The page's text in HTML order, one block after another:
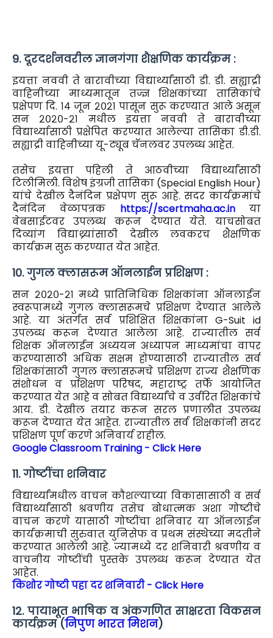
9. दूरदर्शनवरील ज्ञानगंगा शैक्षणिक कार्यक्रम :
इयत्ता नववी ते बारावीच्या विद्यार्थ्यांसाठी डी. डी. सह्याद्री
वाहिनीच्या माध्यमातून तज्ज्ञ शिक्षकांच्या तासिकांचे
प्रक्षेपण दि. १४ जून २०२१ पासून सुरू करण्यात आले असून
सन २०२०-२१ मधील इयत्ता नववी ते बारावीच्या
विद्यार्थ्यासाठी प्रक्षेपित करण्यात आलेल्या तासिका डी.डी.
सह्याद्री वाहिनीच्या यू-ट्यूब चॅनलवर उपलब्ध आहेत.
तसेच इयत्ता पहिली ते आठवीच्या विद्यार्थ्यांसाठी
टिलीमिली. विशेष इंग्रजी तासिका (Special English Hour)
यांचे देखील दैनंदिन प्रक्षेपण सुरू आहे. सदर कार्यक्रमांचे
दैनंदिन वेळापत्रक https://scertmaha.ac.inया
वेबसाईटवर उपलब्ध करून देण्यात येते. याचसोबत
दिव्यांग विद्याथ्र्यांसाठी देखील लवकरच शैक्षणिक
कार्यक्रम सुरु करण्यात येत आहेत.
10. गुगल क्लासरूम ऑनलाईन प्रशिक्षण :
सन २०२०-२१ मध्ये प्रातिनिधिक शिक्षकांना ऑनलाईन
स्वरूपामध्ये गुगल क्लासरूमचे प्रशिक्षण देण्यात आलेले
आहे. या अंतर्गत सर्व प्रशिक्षित शिक्षकांना G-Suit id
उपलब्ध करून देण्यात आलेला आहे. राज्यातील सर्व
शिक्षक ऑनलाईन अध्ययन अध्यापन माध्यमांचा वापर
करण्यासाठी अधिक सक्षम होण्यासाठी राज्यातील सर्व
शिक्षकांसाठी गुगल क्लासरूमचे प्रशिक्षण राज्य शैक्षणिक
संशोधन व प्रशिक्षण परिषद, महाराष्ट्र तर्फे आयोजित
करण्यात येत आहे व सोबत विद्यार्थ्यांचे व उर्वरित शिक्षकांचे
आय. डी. देखील तयार करून सरल प्रणालीत उपलब्ध
करून देण्यात येत आहेत. राज्यातील सर्व शिक्षकांनी सदर
प्रशिक्षण पूर्ण करणे अनिवार्य राहील.
Google Classroom Training - Click Here
11. गोष्टींचा शनिवार
विद्यार्थ्यांमधील वाचन कौशल्याच्या विकासासाठी व सर्व
विद्यार्थ्यांसाठी श्रवणीय तसेच बोधात्मक अशा गोष्टीचे
वाचन करणे यासाठी गोष्टींचा शनिवार या ऑनलाईन
कार्यक्रमाची सुरुवात युनिसेफ व प्रथम संस्थेच्या मदतीने
करण्यात आलेली आहे. ज्यामध्ये दर शनिवारी श्रवणीय व
वाचनीय गोष्टींची पुस्तके उपलब्ध करून देण्यात येत
आहेत.
किशोर गोष्टी पहा दर शनिवारी - Click Here
12. पायाभूत भाषिक व अंकगणित साक्षरता विकसन
कार्यक्रम (निपुण भारत मिशन)